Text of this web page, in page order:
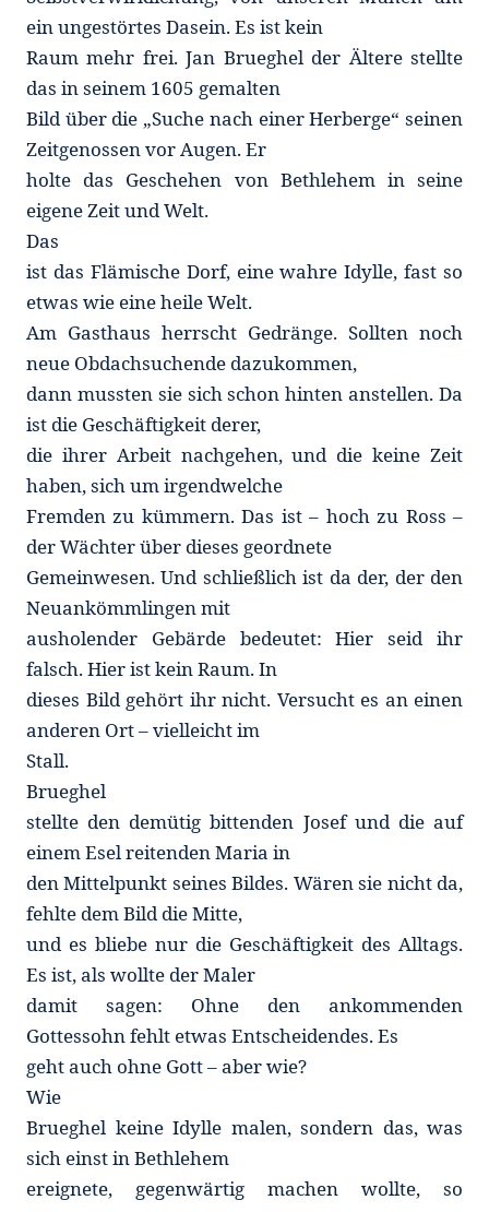
ein ungestörtes Dasein. Es ist kein
Raum mehr frei. Jan Brueghel der Ältere stellte
das in seinem 1605 gemalten
Bild über die „Suche nach einer Herberge“ seinen
Zeitgenossen vor Augen. Er
holte das Geschehen von Bethlehem in seine
eigene Zeit und Welt.
Das
ist das Flämische Dorf, eine wahre Idylle, fast so
etwas wie eine heile Welt.
Am Gasthaus herrscht Gedränge. Sollten noch
neue Obdachsuchende dazukommen,
dann mussten sie sich schon hinten anstellen. Da
ist die Geschäftigkeit derer,
die ihrer Arbeit nachgehen, und die keine Zeit
haben, sich um irgendwelche
Fremden zu kümmern. Das ist – hoch zu Ross –
der Wächter über dieses geordnete
Gemeinwesen. Und schließlich ist da der, der den
Neuankömmlingen mit
ausholender Gebärde bedeutet: Hier seid ihr
falsch. Hier ist kein Raum. In
dieses Bild gehört ihr nicht. Versucht es an einen
anderen Ort – vielleicht im
Stall.
Brueghel
stellte den demütig bittenden Josef und die auf
einem Esel reitenden Maria in
den Mittelpunkt seines Bildes. Wären sie nicht da,
fehlte dem Bild die Mitte,
und es bliebe nur die Geschäftigkeit des Alltags.
Es ist, als wollte der Maler
damit sagen: Ohne den ankommenden
Gottessohn fehlt etwas Entscheidendes. Es
geht auch ohne Gott – aber wie?
Wie
Brueghel keine Idylle malen, sondern das, was
sich einst in Bethlehem
ereignete, gegenwärtig machen wollte, so